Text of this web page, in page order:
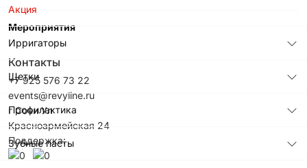
Акция
Ирригаторы
Щетки
Профилактика
Зубные пасты
Мероприятия
Контакты
+7 925 576 73 22
events@revyline.ru
г Сочи Ул
Красноармейская 24
Поддержка: